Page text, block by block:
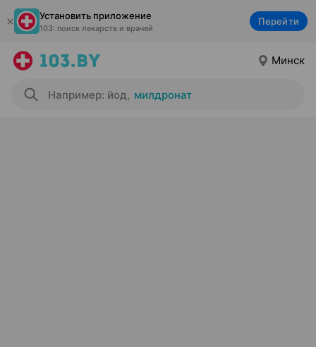
Установить приложение
103: поиск лекарств и врачей
Перейти
Минск
Например: йод, милдронат